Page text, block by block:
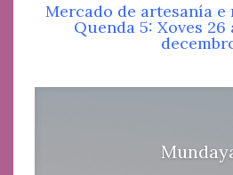
Mercado de artesanía e
Quenda 5: Xoves